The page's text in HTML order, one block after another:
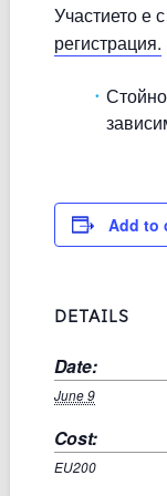
Участието е
регистрация.
Add to
DETAILS
Date:
June 9
Cost:
EU200